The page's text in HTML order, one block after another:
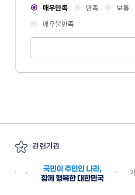
매우만족
만족 보통
매우불만족
관련기관